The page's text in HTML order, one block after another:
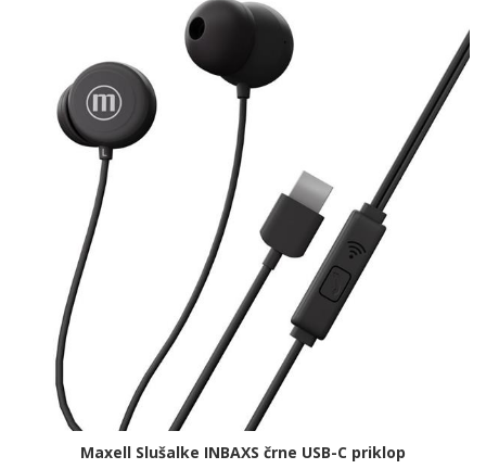
Maxell Slušalke INBAXS črne USB-C priklop